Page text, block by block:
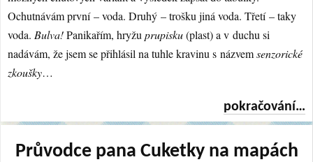
Ochutnávám první – voda. Druhý – trošku jiná voda. Třetí – taky
voda. Bulva!Panikařím, hryžu prupisku(plast) a v duchu si
nadávám, že jsem se přihlásil na tuhle kravinu s názvemsenzorické
zkoušky…
pokračování…
Průvodce pana Cuketky na mapách